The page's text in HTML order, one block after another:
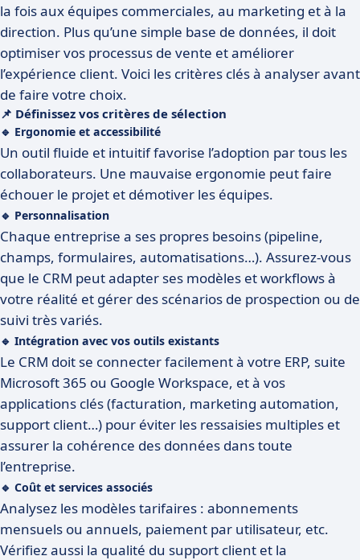
la fois aux équipes commerciales, au marketing et à la
direction. Plus qu’une simple base de données, il doit
optimiser vos processus de vente et améliorer
l’expérience client. Voici les critères clés à analyser avant
de faire votre choix.
📌 Définissez vos critères de sélection
🔹 Ergonomie et accessibilité
Un outil fluide et intuitif favorise l’adoption par tous les
collaborateurs. Une mauvaise ergonomie peut faire
échouer le projet et démotiver les équipes.
🔹 Personnalisation
Chaque entreprise a ses propres besoins (pipeline,
champs, formulaires, automatisations…). Assurez-vous
que le CRM peut adapter ses modèles et workflows à
votre réalité et gérer des scénarios de prospection ou de
suivi très variés.
🔹 Intégration avec vos outils existants
Le CRM doit se connecter facilement à votre ERP, suite
Microsoft 365 ou Google Workspace, et à vos
applications clés (facturation, marketing automation,
support client…) pour éviter les ressaisies multiples et
assurer la cohérence des données dans toute
l’entreprise.
🔹 Coût et services associés
Analysez les modèles tarifaires : abonnements
mensuels ou annuels, paiement par utilisateur, etc.
Vérifiez aussi la qualité du support client et la